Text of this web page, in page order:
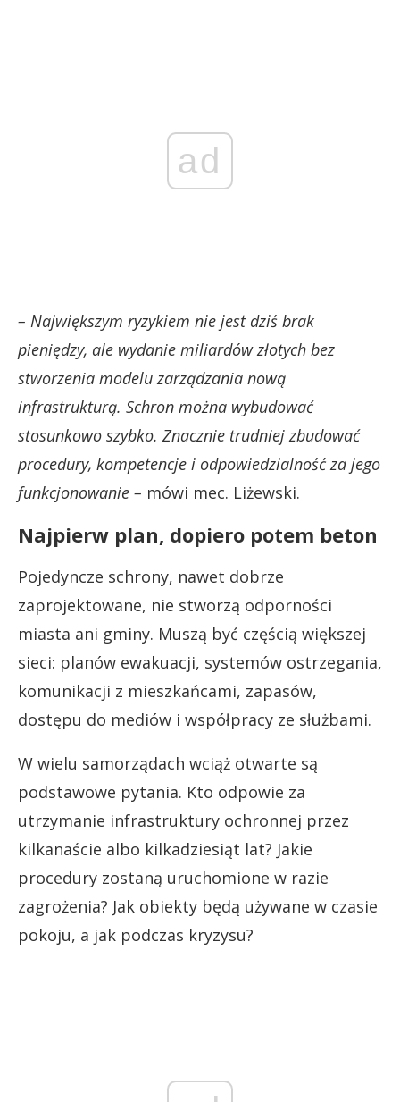
ad
– Największym ryzykiem nie jest dziś brak
pieniędzy, ale wydanie miliardów złotych bez
stworzenia modelu zarządzania nową
infrastrukturą. Schron można wybudować
stosunkowo szybko. Znacznie trudniej zbudować
procedury, kompetencje i odpowiedzialność za jego
funkcjonowanie – mówi mec. Liżewski.
Najpierw plan, dopiero potem beton
Pojedyncze schrony, nawet dobrze
zaprojektowane, nie stworzą odporności
miasta ani gminy. Muszą być częścią większej
sieci: planów ewakuacji, systemów ostrzegania,
komunikacji z mieszkańcami, zapasów,
dostępu do mediów i współpracy ze służbami.
W wielu samorządach wciąż otwarte są
podstawowe pytania. Kto odpowie za
utrzymanie infrastruktury ochronnej przez
kilkanaście albo kilkadziesiąt lat? Jakie
procedury zostaną uruchomione w razie
zagrożenia? Jak obiekty będą używane w czasie
pokoju, a jak podczas kryzysu?